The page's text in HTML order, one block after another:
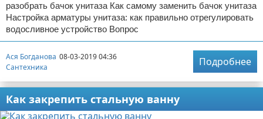
разобрать бачок унитаза Как самому заменить бачок унитаза
Настройка арматуры унитаза: как правильно отрегулировать
водосливное устройство Вопрос
Ася Богданова 08-03-2019 04:36
Сантехника
Подробнее
Как закрепить стальную ванну